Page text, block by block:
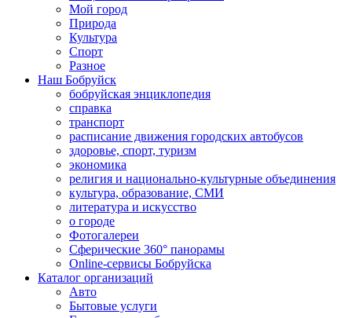
Мой город
Природа
Культура
Спорт
Разное
Наш Бобруйск
бобруйская энциклопедия
справка
транспорт
расписание движения городских автобусов
здоровье, спорт, туризм
экономика
религия и национально-культурные объединения
культура, образование, СМИ
литература и искусство
о городе
Фотогалереи
Сферические 360° панорамы
Online-сервисы Бобруйска
Каталог организаций
Авто
Бытовые услуги